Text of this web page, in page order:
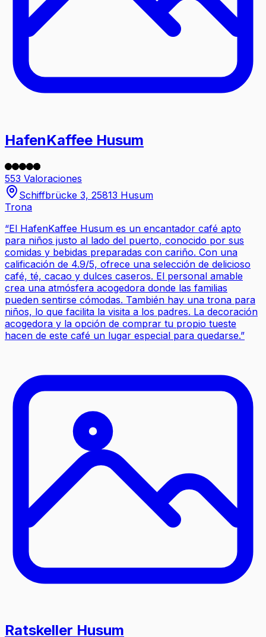
HafenKaffee Husum
553 Valoraciones
Schiffbrücke 3, 25813 Husum
Trona
“El HafenKaffee Husum es un encantador café apto
para niños justo al lado del puerto, conocido por sus
comidas y bebidas preparadas con cariño. Con una
calificación de 4.9/5, ofrece una selección de delicioso
café, té, cacao y dulces caseros. El personal amable
crea una atmósfera acogedora donde las familias
pueden sentirse cómodas. También hay una trona para
niños, lo que facilita la visita a los padres. La decoración
acogedora y la opción de comprar tu propio tueste
hacen de este café un lugar especial para quedarse.”
Ratskeller Husum